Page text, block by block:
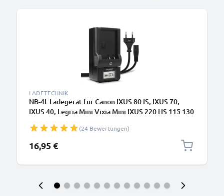
LADETECHNIK
NB-4L Ladegerät für Canon IXUS 80 IS, IXUS 70,
IXUS 40, Legria Mini Vixia Mini IXUS 220 HS 115 130
(24 Bewertungen)
16,95 €